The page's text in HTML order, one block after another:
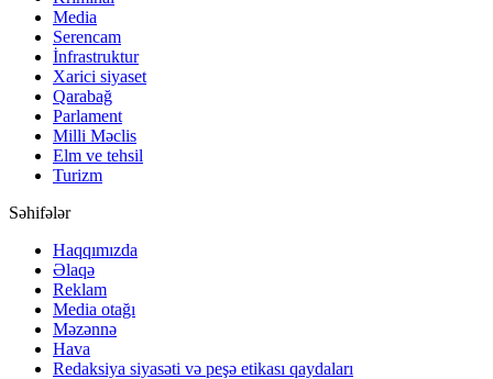
Media
Serencam
İnfrastruktur
Xarici siyaset
Qarabağ
Parlament
Milli Məclis
Elm ve tehsil
Turizm
Səhifələr
Haqqımızda
Əlaqə
Reklam
Media otağı
Məzənnə
Hava
Redaksiya siyasəti və peşə etikası qaydaları